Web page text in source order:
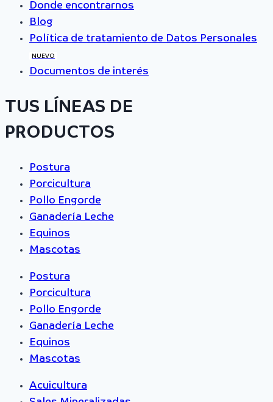
Donde encontrarnos
Blog
Política de tratamiento de Datos Personales
NUEVO
Documentos de interés
TUS LÍNEAS DE
PRODUCTOS
Postura
Porcicultura
Pollo Engorde
Ganadería Leche
Equinos
Mascotas
Postura
Porcicultura
Pollo Engorde
Ganadería Leche
Equinos
Mascotas
Acuicultura